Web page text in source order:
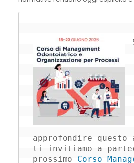
approfondire questo
ti invitiamo a
prossimo Corso